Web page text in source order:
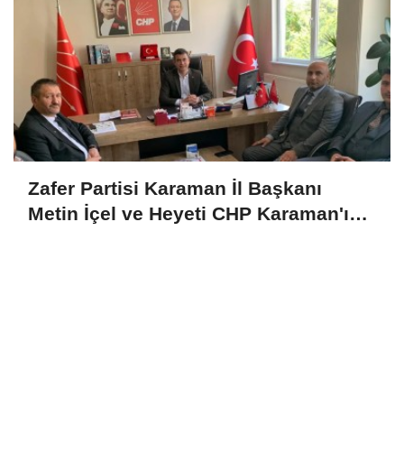
Zafer Partisi Karaman İl Başkanı
Metin İçel ve Heyeti CHP Karaman'ı